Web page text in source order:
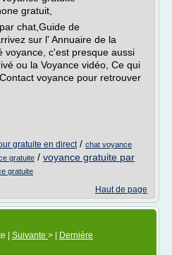
gratuit,
chat,Guide de
sur l' Annuaire de la
voyance, c'est presque aussi
ou la Voyance vidéo, Ce qui
voyance pour retrouver
gratuite en direct/ chat voyance
gratuite / voyance gratuite par
gratuite
Haut de page
| Suivante > |
Dernière